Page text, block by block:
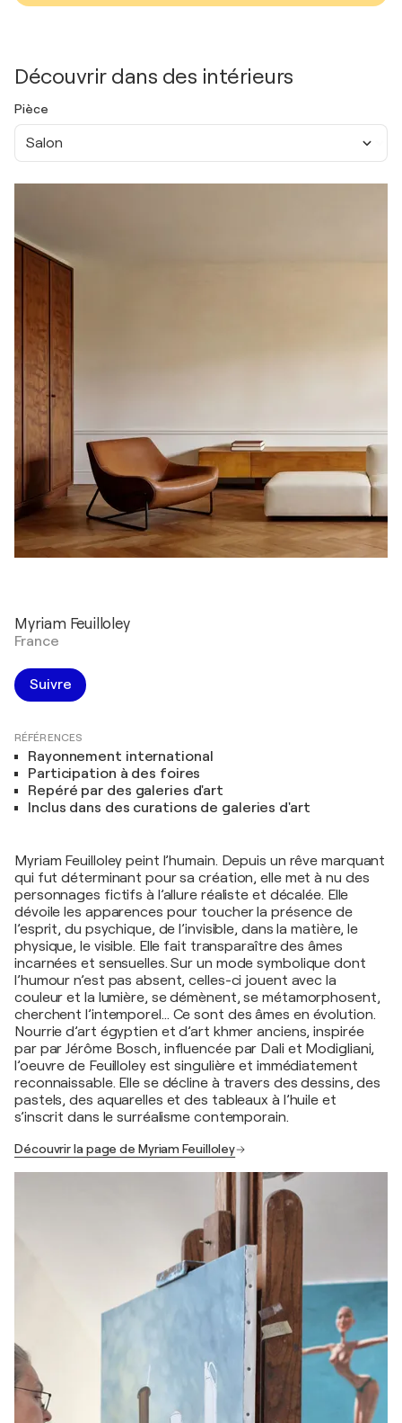
Découvrir dans des intérieurs
Pièce
Salon
Myriam Feuilloley
France
Suivre
RÉFÉRENCES
Rayonnement international
Participation à des foires
Repéré par des galeries d'art
Inclus dans des curations de galeries d'art
Myriam Feuilloley peint l’humain. Depuis un rêve marquant
qui fut déterminant pour sa création, elle met à nu des
personnages fictifs à l’allure réaliste et décalée. Elle
dévoile les apparences pour toucher la présence de
l’esprit, du psychique, de l’invisible, dans la matière, le
physique, le visible. Elle fait transparaître des âmes
incarnées et sensuelles. Sur un mode symbolique dont
l’humour n’est pas absent, celles-ci jouent avec la
couleur et la lumière, se démènent, se métamorphosent,
cherchent l’intemporel… Ce sont des âmes en évolution.
Nourrie d’art égyptien et d’art khmer anciens, inspirée
par par Jérôme Bosch, influencée par Dali et Modigliani,
l’oeuvre de Feuilloley est singulière et immédiatement
reconnaissable. Elle se décline à travers des dessins, des
pastels, des aquarelles et des tableaux à l’huile et
s’inscrit dans le surréalisme contemporain.
Découvrir la page de Myriam Feuilloley